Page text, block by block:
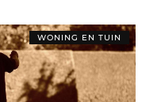
WONING EN TUIN